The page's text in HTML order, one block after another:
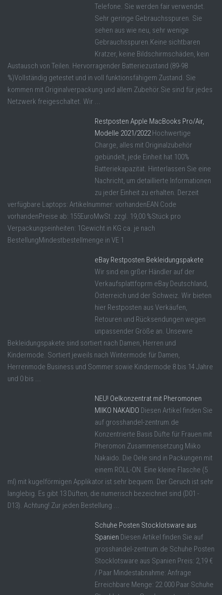
Telefone. Sie werden fair verwendet.
Sehr geringe Gebrauchsspuren. Sie
sehen aus wie neu, sehr wenige
Gebrauchsspuren.Keine sichtbaren
Kratzer, keine Bildschirmschäden, kein
Austausch von Teilen. Hervorragender Batteriezustand (89-98
%)Vollständig getestet und in voll funktionsfähigem Zustand. Sie
kommen mit Originalverpackung und allem Zubehör.Sie sind für jedes
Netzwerk freigeschaltet. Wir ...
Restposten Apple MacBooks Pro/Air,
Modelle 2021/2022 Hochwertige
Charge, alles mit Originalzubehör
gebündelt, jede Einheit hat 100%
Batteriekapazität. Hinterlassen Sie eine
Nachricht, um detaillierte Informationen
zu jeder Einheit zu erhalten. Derzeit
verfügbare Laptops: Artikelnummer: vorhandenEAN Code
vorhandenPreise ab: 155EuroMwSt. zzgl. 19,00 %Stück pro
Verpackungseinheiten: 1Gewicht in KG ca. je nach
BestellungMindestbestellmenge in VE 1
eBay Restposten Bekleidungspakete
Wir sind ein grßer Händler auf der
Verkaufsplattfoprm eBay Deutschland,
Österreich und der Schweiz. Wir bieten
hier Restposten aus Verkäufen,
Retouren und Rücksendungen wegen
unpassender Größe an. Unsewre
Bekleidungspakete sind sortiert nach Damen, Herren und
Kindermode. Sortiert jeweils nach Wintermode für Damen,
Herrenmode Business und Sommer sowie Kindermode 8 bis 14 Jahre
und 0 bis ...
NEU! Oelkonzentrat mit Pheromonen
MIIKO NAKAIDO Diesen Artikel finden Sie
auf grosshandel-zentrum.de
Konzentrierte Basis Düfte für Frauen mit
Pheromon Zusammensetzung Miiko
Nakaido. Die Oele sind in Packungen mit
einem ROLL-ON. Eine kleine Flasche (5
ml) mit kugelförmigen Applikator ist sehr bequem. Der Geruch ist sehr
langlebig. Es gibt 13 Düften, die numerisch bezeichnet sind (D01 -
D13). Achtung! Zur jeden Bestellung ...
Schuhe Posten Stocklotsware aus
Spanien Diesen Artikel finden Sie auf
grosshandel-zentrum.de Schuhe Posten
Stocklotsware aus Spanien Preis: 2,19 €
/ Paar Mindestabnahme: Anfrage
Erreichbare Menge: 22.000 Paar Schuhe